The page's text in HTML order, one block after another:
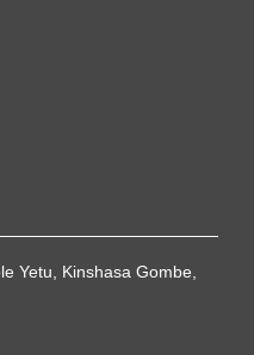
Yetu, Kinshasa Gombe,